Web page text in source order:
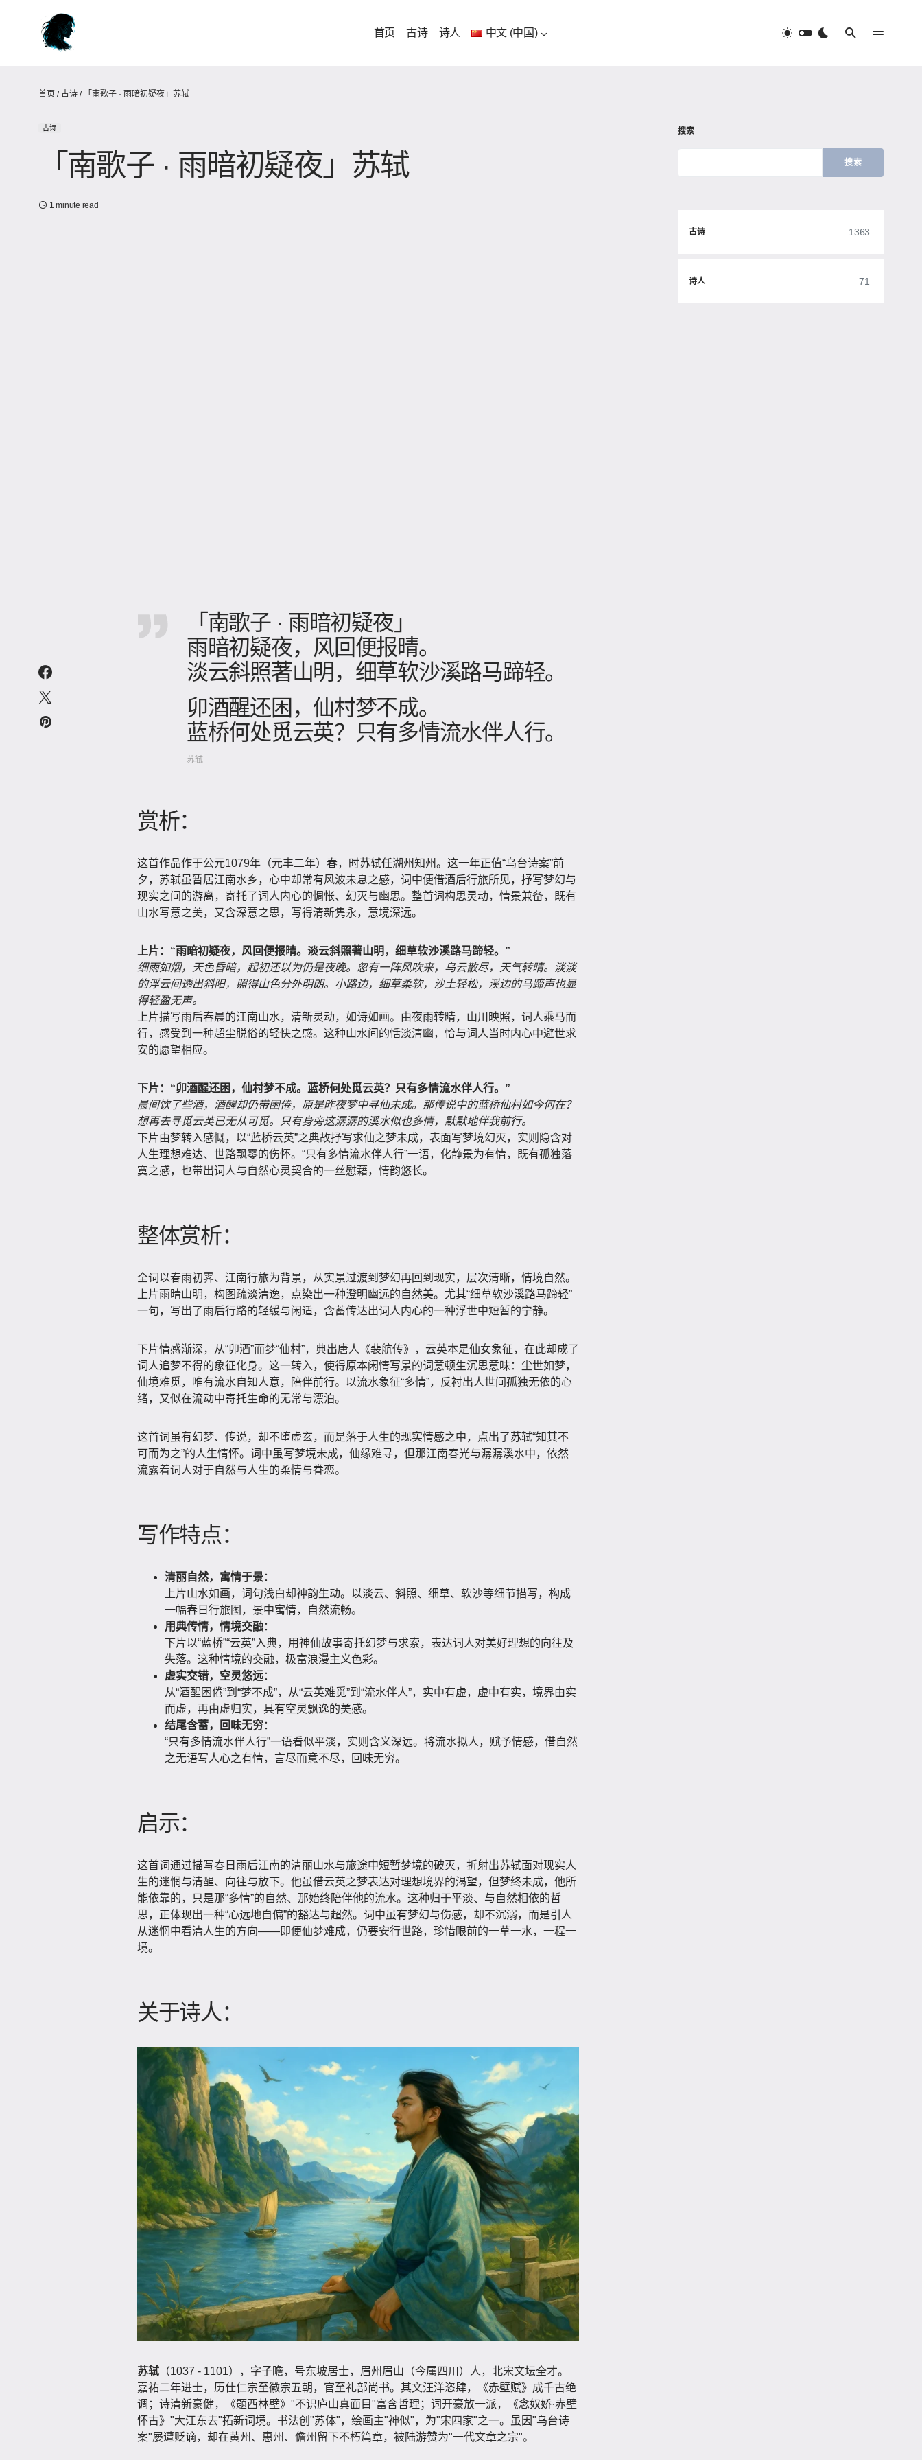
首页 古诗 诗人 中文 (中国)
首页 /古诗 / 「南歌子 · 雨暗初疑夜」苏轼
古诗
「南歌子 · 雨暗初疑夜」苏轼
1 minute read
「南歌子 · 雨暗初疑夜」
雨暗初疑夜，风回便报晴。
淡云斜照著山明，细草软沙溪路马蹄轻。
卯酒醒还困，仙村梦不成。
蓝桥何处觅云英？只有多情流水伴人行。
苏轼
赏析：
这首作品作于公元1079年（元丰二年）春，时苏轼任湖州知州。这一年正值“乌台诗案”前
夕，苏轼虽暂居江南水乡，心中却常有风波未息之感，词中便借酒后行旅所见，抒写梦幻与
现实之间的游离，寄托了词人内心的惆怅、幻灭与幽思。整首词构思灵动，情景兼备，既有
山水写意之美，又含深意之思，写得清新隽永，意境深远。
上片：“雨暗初疑夜，风回便报晴。淡云斜照著山明，细草软沙溪路马蹄轻。”
细雨如烟，天色昏暗，起初还以为仍是夜晚。忽有一阵风吹来，乌云散尽，天气转晴。淡淡
的浮云间透出斜阳，照得山色分外明朗。小路边，细草柔软，沙土轻松，溪边的马蹄声也显
得轻盈无声。
上片描写雨后春晨的江南山水，清新灵动，如诗如画。由夜雨转晴，山川映照，词人乘马而
行，感受到一种超尘脱俗的轻快之感。这种山水间的恬淡清幽，恰与词人当时内心中避世求
安的愿望相应。
下片：“卯酒醒还困，仙村梦不成。蓝桥何处觅云英？只有多情流水伴人行。”
晨间饮了些酒，酒醒却仍带困倦，原是昨夜梦中寻仙未成。那传说中的蓝桥仙村如今何在？
想再去寻觅云英已无从可觅。只有身旁这潺潺的溪水似也多情，默默地伴我前行。
下片由梦转入感慨，以“蓝桥云英”之典故抒写求仙之梦未成，表面写梦境幻灭，实则隐含对
人生理想难达、世路飘零的伤怀。“只有多情流水伴人行”一语，化静景为有情，既有孤独落
寞之感，也带出词人与自然心灵契合的一丝慰藉，情韵悠长。
整体赏析：
全词以春雨初霁、江南行旅为背景，从实景过渡到梦幻再回到现实，层次清晰，情境自然。
上片雨晴山明，构图疏淡清逸，点染出一种澄明幽远的自然美。尤其“细草软沙溪路马蹄轻”
一句，写出了雨后行路的轻缓与闲适，含蓄传达出词人内心的一种浮世中短暂的宁静。
下片情感渐深，从“卯酒”而梦“仙村”，典出唐人《裴航传》，云英本是仙女象征，在此却成了
词人追梦不得的象征化身。这一转入，使得原本闲情写景的词意顿生沉思意味：尘世如梦，
仙境难觅，唯有流水自知人意，陪伴前行。以流水象征“多情”，反衬出人世间孤独无依的心
绪，又似在流动中寄托生命的无常与漂泊。
这首词虽有幻梦、传说，却不堕虚玄，而是落于人生的现实情感之中，点出了苏轼“知其不
可而为之”的人生情怀。词中虽写梦境未成，仙缘难寻，但那江南春光与潺潺溪水中，依然
流露着词人对于自然与人生的柔情与眷恋。
写作特点：
清丽自然，寓情于景：
上片山水如画，词句浅白却神韵生动。以淡云、斜照、细草、软沙等细节描写，构成
一幅春日行旅图，景中寓情，自然流畅。
用典传情，情境交融：
下片以“蓝桥”“云英”入典，用神仙故事寄托幻梦与求索，表达词人对美好理想的向往及
失落。这种情境的交融，极富浪漫主义色彩。
虚实交错，空灵悠远：
从“酒醒困倦”到“梦不成”，从“云英难觅”到“流水伴人”，实中有虚，虚中有实，境界由实
而虚，再由虚归实，具有空灵飘逸的美感。
结尾含蓄，回味无穷：
“只有多情流水伴人行”一语看似平淡，实则含义深远。将流水拟人，赋予情感，借自然
之无语写人心之有情，言尽而意不尽，回味无穷。
启示：
这首词通过描写春日雨后江南的清丽山水与旅途中短暂梦境的破灭，折射出苏轼面对现实人
生的迷惘与清醒、向往与放下。他虽借云英之梦表达对理想境界的渴望，但梦终未成，他所
能依靠的，只是那“多情”的自然、那始终陪伴他的流水。这种归于平淡、与自然相依的哲
思，正体现出一种“心远地自偏”的豁达与超然。词中虽有梦幻与伤感，却不沉溺，而是引人
从迷惘中看清人生的方向——即便仙梦难成，仍要安行世路，珍惜眼前的一草一水，一程一
境。
关于诗人：
苏轼 （1037 - 1101），字子瞻，号东坡居士，眉州眉山（今属四川）人，北宋文坛全才。
嘉祐二年进士，历仕仁宗至徽宗五朝，官至礼部尚书。其文汪洋恣肆，《赤壁赋》成千古绝
调；诗清新豪健，《题西林壁》"不识庐山真面目"富含哲理；词开豪放一派，《念奴娇·赤壁
怀古》"大江东去"拓新词境。书法创"苏体"，绘画主"神似"，为"宋四家"之一。虽因"乌台诗
案"屡遭贬谪，却在黄州、惠州、儋州留下不朽篇章，被陆游赞为"一代文章之宗"。
搜索
搜索
古诗 1363
诗人 71